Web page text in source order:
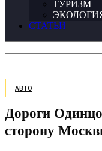
ТУРИЗМ
СТАТЬИ
АВТО
Дороги
сторону